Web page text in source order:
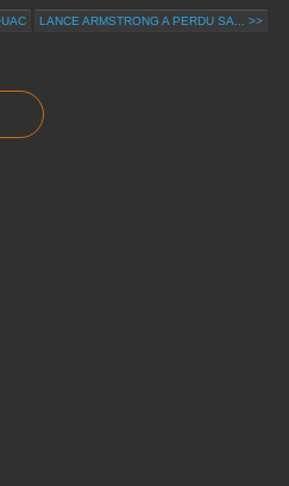
LANCE ARMSTRONG A PERDU SA... >>